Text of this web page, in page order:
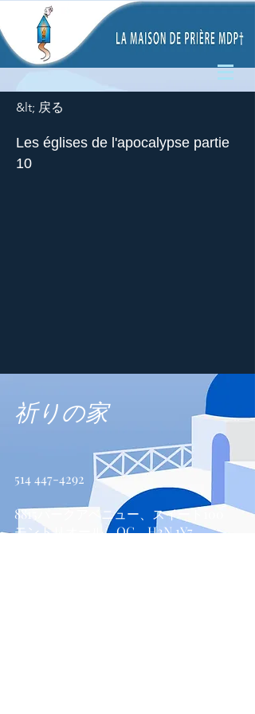
&lt; 戻る
Les églises de l'apocalypse partie
10
祈りの家
514 447-4292
8815パークアベニュー、スイート100
モントリオール、QC、H2N 1Y7